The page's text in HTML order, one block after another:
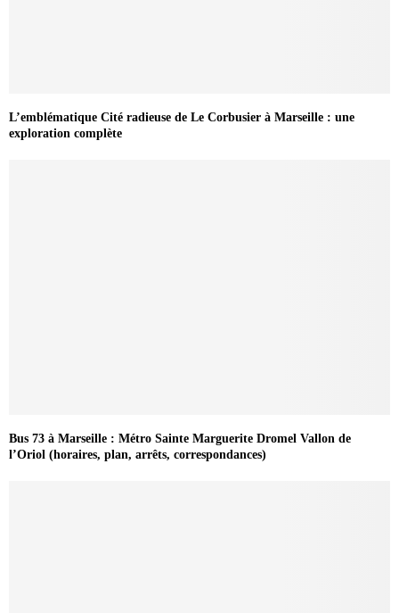
L’emblématique Cité radieuse de Le Corbusier à Marseille : une
exploration complète
Bus 73 à Marseille : Métro Sainte Marguerite Dromel Vallon de
l’Oriol (horaires, plan, arrêts, correspondances)